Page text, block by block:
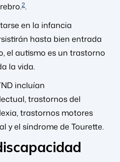
2.
en la infancia
hasta bien entrada
el autismo es un trastorno
la vida.
incluían
trastornos del
trastornos motores
y el síndrome de Tourette.